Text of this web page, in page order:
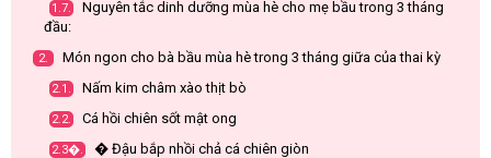
1.7.
Nguyên tắc dinh dưỡng mùa hè cho mẹ bầu trong 3 tháng
đầu:
2. Món ngon cho bà bầu mùa hè trong 3 tháng giữa của thai kỳ
2.1. Nấm kim châm xào thịt bò
2.2. Cá hồi chiên sốt mật ong
2.3�. � Đậu bắp nhồi chả cá chiên giòn